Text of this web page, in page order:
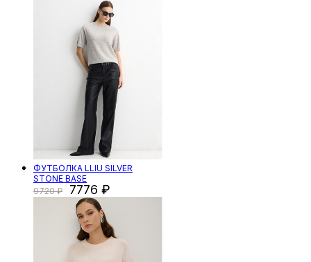
ФУТБОЛКА LLIU SILVER
STONE BASE
9720
7776